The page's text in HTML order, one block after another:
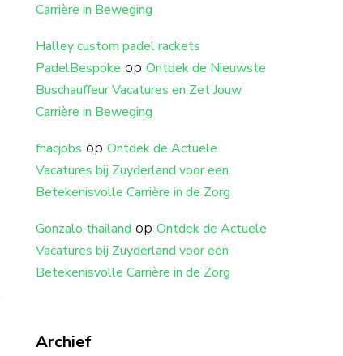
Carrière in Beweging
Halley custom padel rackets
PadelBespoke op Ontdek de Nieuwste
Buschauffeur Vacatures en Zet Jouw
Carrière in Beweging
fnacjobs op Ontdek de Actuele
Vacatures bij Zuyderland voor een
Betekenisvolle Carrière in de Zorg
Gonzalo thailand op Ontdek de Actuele
Vacatures bij Zuyderland voor een
Betekenisvolle Carrière in de Zorg
Archief